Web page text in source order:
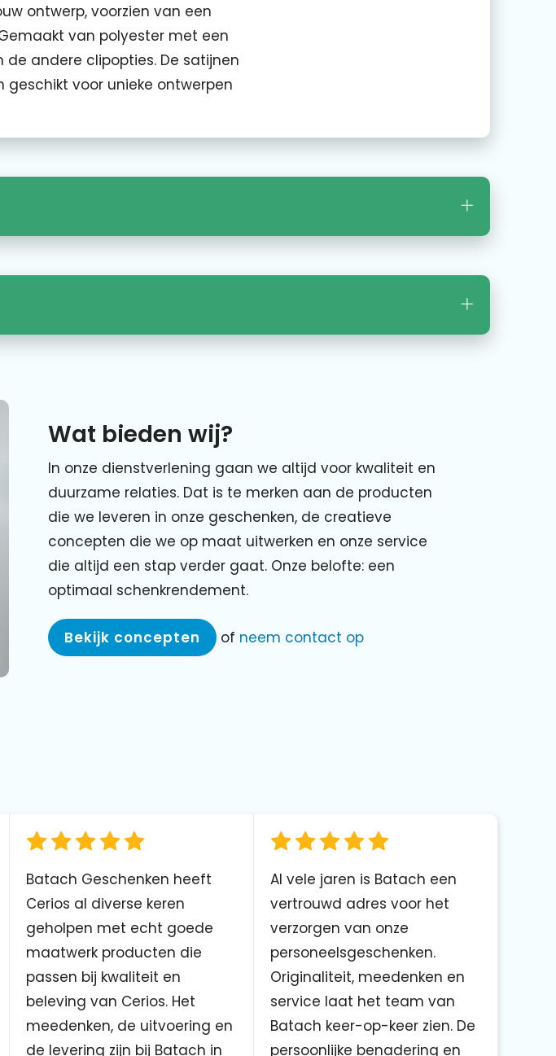
ontwerp, voorzien van een
van polyester met een
andere clipopties. De satijnen
geschikt voor unieke ontwerpen
Wat bieden wij?
In onze dienstverlening gaan we altijd voor kwaliteit en
duurzame relaties. Dat is te merken aan de producten
die we leveren in onze geschenken, de creatieve
concepten die we op maat uitwerken en onze service
die altijd een stap verder gaat. Onze belofte: een
optimaal schenkrendement.
Bekijk concepten of neem contact op
Batach Geschenken heeft
Cerios al diverse keren
geholpen met echt goede
maatwerk producten die
passen bij kwaliteit en
beleving van Cerios. Het
meedenken, de uitvoering en
de levering zijn bij Batach in
Al vele jaren is Batach een
vertrouwd adres voor het
verzorgen van onze
personeelsgeschenken.
Originaliteit, meedenken en
service laat het team van
Batach keer-op-keer zien. De
persoonlijke benadering en